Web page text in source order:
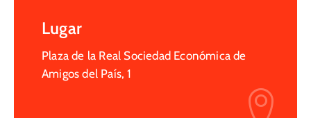
Lugar
Plaza de la Real Sociedad Económica de
Amigos del País, 1